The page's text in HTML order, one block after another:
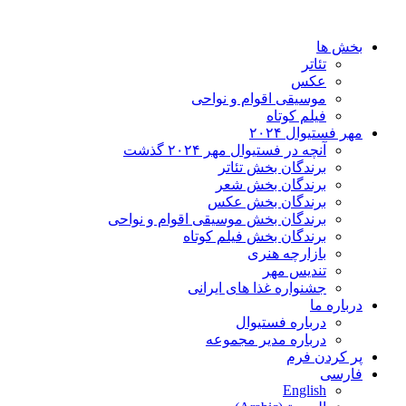
بخش ها
تئاتر
عکس
موسیقی اقوام و نواحی
فیلم کوتاه
مهر فستیوال ۲۰۲۴
آنچه در فستیوال مهر ۲۰۲۴ گذشت
برندگان بخش تئاتر
برندگان بخش شعر
برندگان بخش عکس
برندگان بخش موسیقی اقوام و نواحی
برندگان بخش فیلم کوتاه
بازارچه هنری
تندیس مهر
جشنواره غذا های ایرانی
درباره ما
درباره فستیوال
درباره مدیر مجموعه
پر کردن فرم
فارسی
English